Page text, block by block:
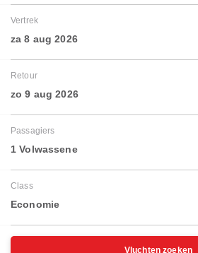
Vertrek
za 8 aug 2026
Retour
zo 9 aug 2026
Passagiers
1 Volwassene
Class
Economie
Vluchten zoeken